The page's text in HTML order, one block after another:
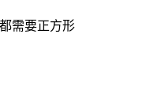
需要正方形